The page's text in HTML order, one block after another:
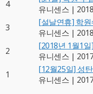
4
유니센스 |
3
[설날연휴] 학
유니센스 |
2
[2018년 1월1
유니센스 |
1
[12월25일] 성
유니센스 |